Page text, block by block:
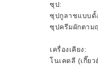
ซุป:
ซุปกูลาชแบบดั้
ซุปครีมผักตาม
เครื่องเคียง:
โนเคดลี (เกี๊ยว